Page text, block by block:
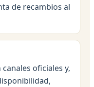
de recambios al
oficiales y,